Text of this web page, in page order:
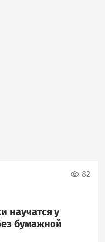
82
научатся у
бумажной